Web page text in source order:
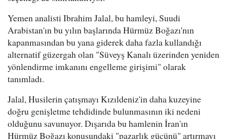
Yemen analisti Ibrahim Jalal, bu hamleyi, Suudi
Arabistan'ın bu yılın başlarında Hürmüz Boğazı'nın
kapanmasından bu yana giderek daha fazla kullandığı
alternatif güzergah olan "Süveyş Kanalı üzerinden yeniden
yönlendirme imkanını engelleme girişimi" olarak
tanımladı.
Jalal, Husilerin çatışmayı Kızıldeniz'in daha kuzeyine
doğru genişletme tehdidinde bulunmasının iki nedeni
olduğunu savunuyor. Dışarıda bu hamlenin İran'ın
Hürmüz Boğazı konusundaki "pazarlık gücünü" artırmayı